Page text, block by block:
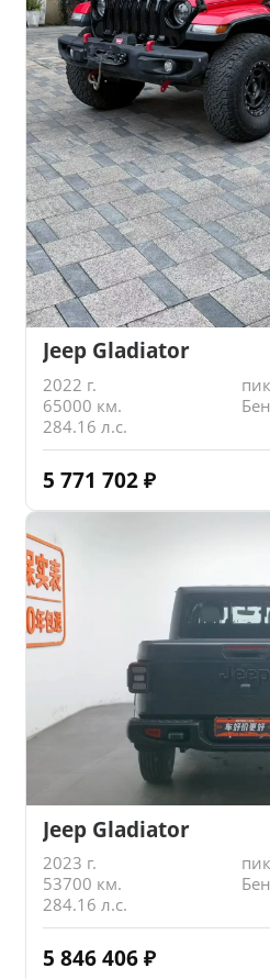
Jeep Gladiator
2022 г.
65000 км.
284.16 л.с.
5 771 702 ₽
Jeep Gladiator
2023 г.
53700 км.
284.16 л.с.
5 846 406 ₽